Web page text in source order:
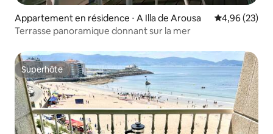
Appartement en résidence ⋅ A Illa de Arousa Évaluation
4,96 (23)
Terrasse panoramique donnant sur la mer
Superhôte
Superhôte